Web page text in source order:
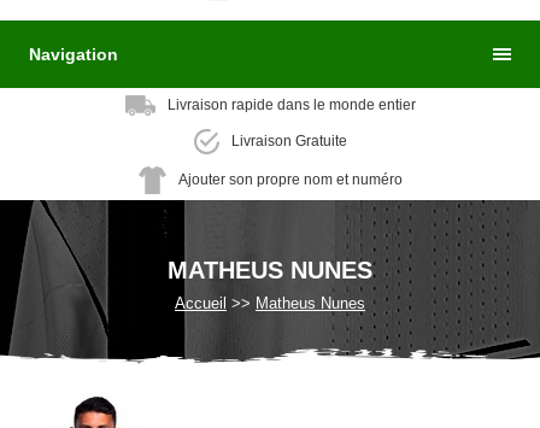
Navigation
Livraison rapide dans le monde entier
Livraison Gratuite
Ajouter son propre nom et numéro
MATHEUS NUNES
Accueil Matheus Nunes